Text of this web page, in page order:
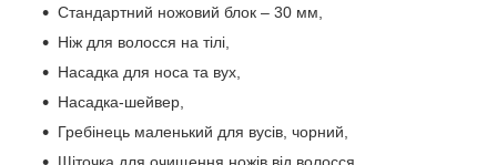
Стандартний ножовий блок – 30 мм,
Ніж для волосся на тілі,
Насадка для носа та вух,
Насадка-шейвер,
Гребінець маленький для вусів, чорний,
Щіточка для очищення ножів від волосся,